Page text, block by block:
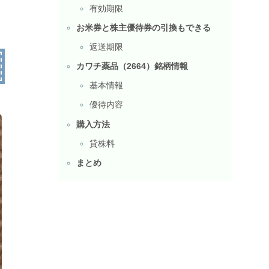
有効期限
お米券と株主優待券の引換もできる
返送期限
カワチ薬品（2664）銘柄情報
基本情報
優待内容
購入方法
貸株料
まとめ